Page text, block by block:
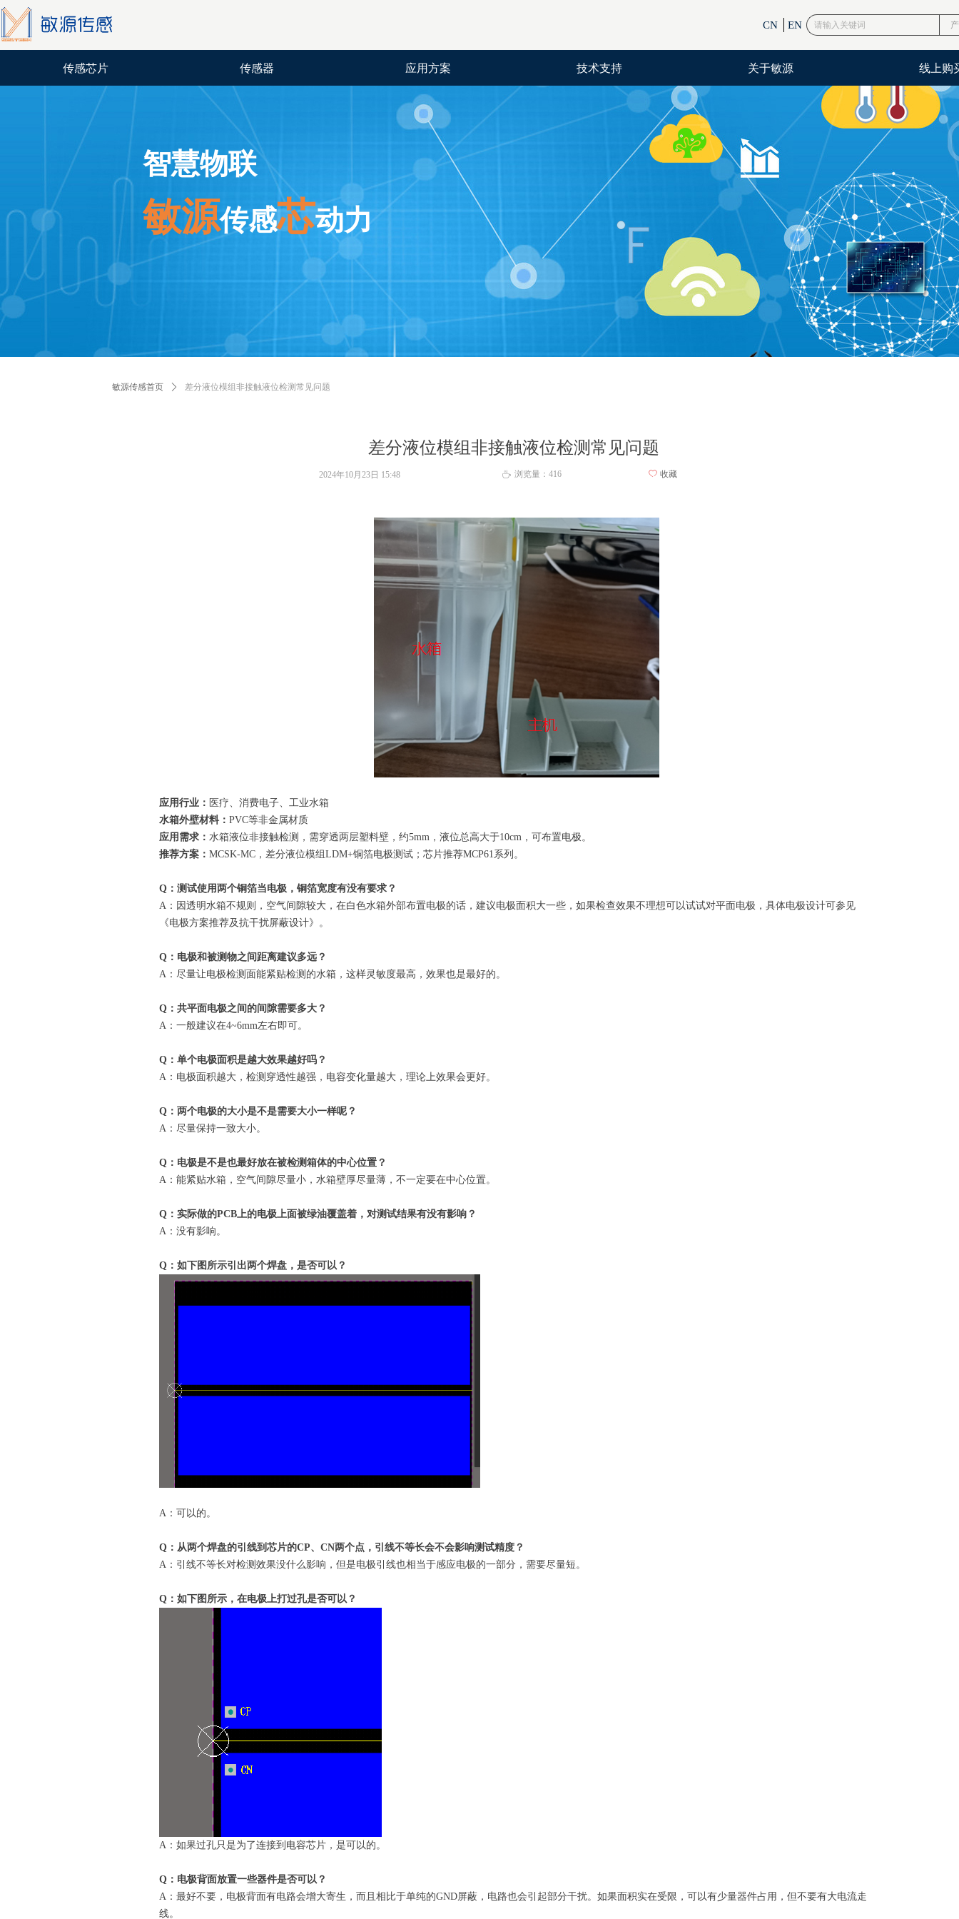
传感芯片 传感器 应用方案 技术支持 关于敏源 线上购
CN EN
差分液位模组非接触液位检测常见问题
敏源传感首页 ꄲ 差分液位模组非接触液位检测常见问题
应用行业： 医疗、消费电子、工业水箱
水箱外壁材料： PVC等非金属材质
应用需求： 水箱液位非接触检测，需穿透两层塑料壁，约5mm，液位总高大于10cm，可布置电极。
推荐方案： MCSK-MC，差分液位模组LDM+铜箔电极测试；芯片推荐MCP61系列。
Q：测试使用两个铜箔当电极，铜箔宽度有没有要求？
A：因透明水箱不规则，空气间隙较大，在白色水箱外部布置电极的话，建议电极面积大一些，如果检查效果不理想可以试试对平面电极，具体电极设计可参见
《电极方案推荐及抗干扰屏蔽设计》。
Q：电极和被测物之间距离建议多远？
A：尽量让电极检测面能紧贴检测的水箱，这样灵敏度最高，效果也是最好的。
Q：共平面电极之间的间隙需要多大？
A：一般建议在4~6mm左右即可。
Q：单个电极面积是越大效果越好吗？
A：电极面积越大，检测穿透性越强，电容变化量越大，理论上效果会更好。
Q：两个电极的大小是不是需要大小一样呢？
A：尽量保持一致大小。
Q：电极是不是也最好放在被检测箱体的中心位置？
A：能紧贴水箱，空气间隙尽量小，水箱壁厚尽量薄，不一定要在中心位置。
Q：实际做的PCB上的电极上面被绿油覆盖着，对测试结果有没有影响？
A：没有影响。
Q：如下图所示引出两个焊盘，是否可以？
A：可以的。
Q：从两个焊盘的引线到芯片的CP、CN两个点，引线不等长会不会影响测试精度？
A：引线不等长对检测效果没什么影响，但是电极引线也相当于感应电极的一部分，需要尽量短。
Q：如下图所示，在电极上打过孔是否可以？
A：如果过孔只是为了连接到电容芯片，是可以的。
Q：电极背面放置一些器件是否可以？
A：最好不要，电极背面有电路会增大寄生，而且相比于单纯的GND屏蔽，电路也会引起部分干扰。如果面积实在受限，可以有少量器件占用，但不要有大电流走
线。
2024年10月23日 15:48 ꄘ 浏览量： 416 ꄀ 收藏
智慧物联
敏源传感芯动力